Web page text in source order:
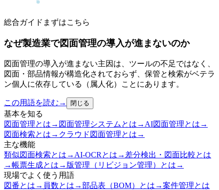
総合ガイド まずはこちら
なぜ製造業で図面管理の導入が進まないのか
図面管理の導入が進まない主因は、ツールの不足ではなく、
図面・部品情報が構造化されておらず、保管と検索がベテラ
ン個人に依存している（属人化）ことにあります。
この用語を読む → 閉じる
基本を知る
図面管理とは → 図面管理システムとは → AI図面管理とは →
図面検索とは → クラウド図面管理とは →
主な機能
類似図面検索とは → AI-OCRとは → 差分検出・図面比較とは
→帳票生成とは → 版管理（リビジョン管理）とは →
現場でよく使う用語
図番とは → 員数とは →部品表（BOM）とは →案件管理とは